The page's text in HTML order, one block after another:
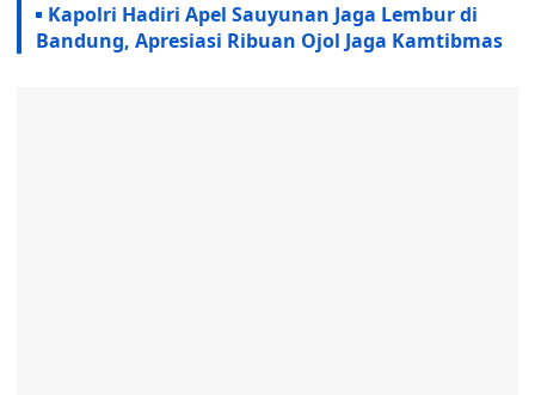
Kapolri Hadiri Apel Sauyunan Jaga Lembur di
Bandung, Apresiasi Ribuan Ojol Jaga Kamtibmas